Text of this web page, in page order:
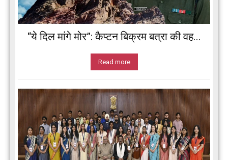
“ये दिल मांगे मोर”: कैप्टन बिक्रम बत्रा की वह...
Read more